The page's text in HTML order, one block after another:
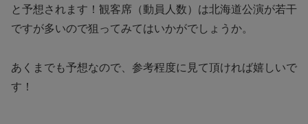
と予想されます！観客席（動員人数）は北海道公演が若干
ですが多いので狙ってみてはいかがでしょうか。
あくまでも予想なので、参考程度に見て頂ければ嬉しいで
す！